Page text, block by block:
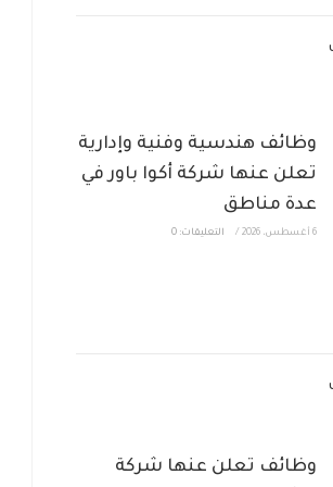
وظائف هندسية وفنية وإدارية
تعلن عنها شركة أكوا باور في
عدة مناطق
6 أغسطس، 2026 / التعليقات: 0
وظائف تعلن عنها شركة